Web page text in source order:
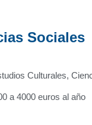
Sociales
Culturales,
a 4000 euros al año